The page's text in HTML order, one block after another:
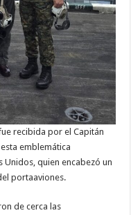
recibida por el Capitán
emblemática
Unidos, quien encabezó un
portaaviones.
de cerca las